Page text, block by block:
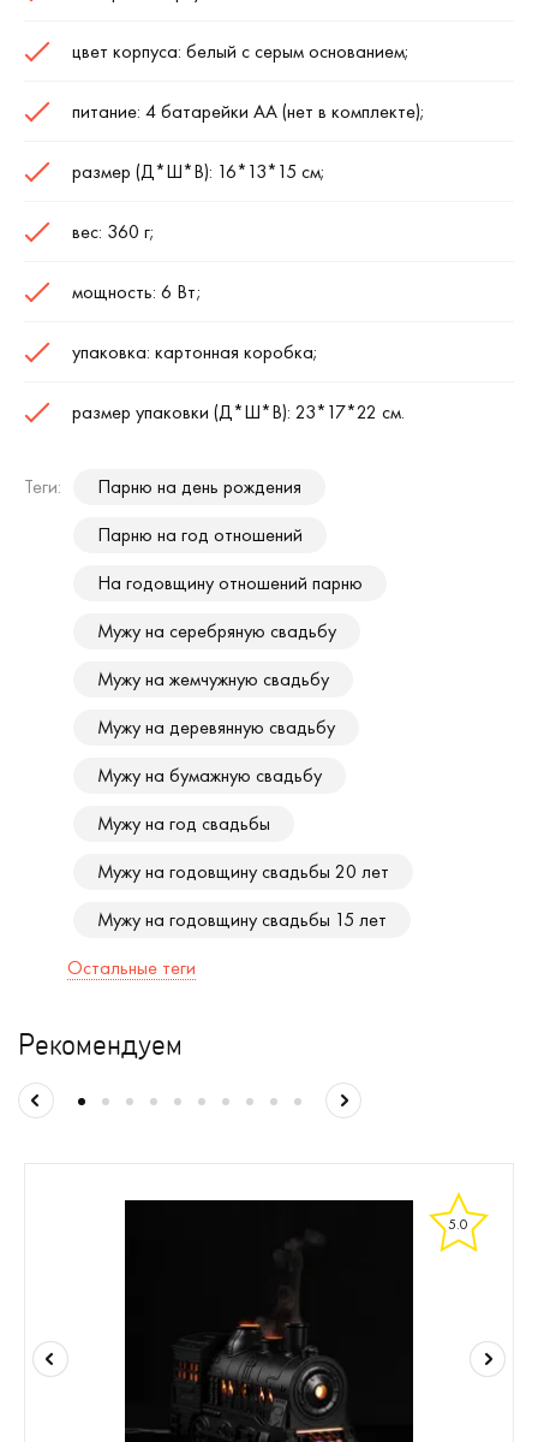
цвет корпуса: белый с серым основанием;
питание: 4 батарейки АА (нет в комплекте);
размер (Д*Ш*В): 16*13*15 см;
вес: 360 г;
мощность: 6 Вт;
упаковка: картонная коробка;
размер упаковки (Д*Ш*В): 23*17*22 см.
Теги:
Парню на день рождения
Парню на год отношений
На годовщину отношений парню
Мужу на серебряную свадьбу
Мужу на жемчужную свадьбу
Мужу на деревянную свадьбу
Мужу на бумажную свадьбу
Мужу на год свадьбы
Мужу на годовщину свадьбы 20 лет
Мужу на годовщину свадьбы 15 лет
Остальные теги
Рекомендуем
5.0